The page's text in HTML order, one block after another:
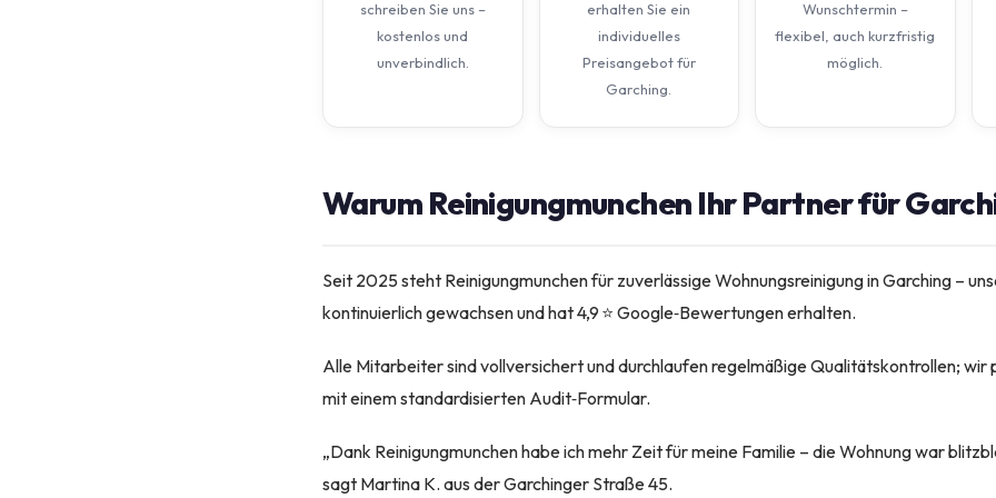
schreiben Sie uns –
kostenlos und
unverbindlich.
erhalten Sie ein
individuelles
Preisangebot für
Garching.
Wunschtermin –
flexibel, auch kurzfristig
möglich.
Warum Reinigungmunchen Ihr Partner für
Seit 2025 steht Reinigungmunchen für zuverlässige Wohnungsreinigung in Garching –
kontinuierlich gewachsen und hat 4,9 ⭐ Google‑Bewertungen erhalten.
Alle Mitarbeiter sind vollversichert und durchlaufen regelmäßige Qualitätskontrollen; wir
mit einem standardisierten Audit‑Formular.
„Dank Reinigungmunchen habe ich mehr Zeit für meine Familie – die Wohnung war
sagt Martina K. aus der Garchinger Straße 45.